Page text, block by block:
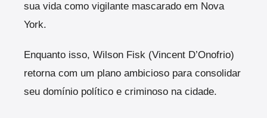
sua vida como vigilante mascarado em Nova
York.
Enquanto isso, Wilson Fisk (Vincent D’Onofrio)
retorna com um plano ambicioso para consolidar
seu domínio político e criminoso na cidade.